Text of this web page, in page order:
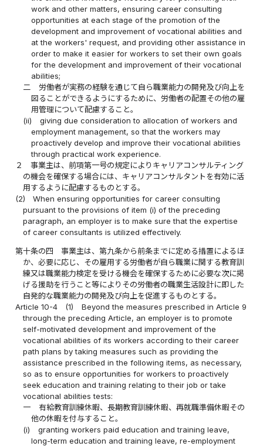
work and other matters, ensuring career consulting
opportunities at each stage of the promotion of the
development and improvement of vocational abilities and
at the workers' request, and providing other assistance in
order to make it easier for workers to set their own goals
for the development and improvement of their vocational
abilities;
二
労働者が実務の経験を通じて自ら職業能力の開発及び向上を
図ることができるようにするために、労働者の配置その他の雇
用管理について配慮すること。
(ii)
giving due consideration to allocation of workers and
employment management, so that the workers may
proactively develop and improve their vocational abilities
through practical work experience.
２
事業主は、前項第一号の規定によりキャリアコンサルティング
の機会を確保する場合には、キャリアコンサルタントを有効に活
用するように配慮するものとする。
(2)
When ensuring opportunities for career consulting
pursuant to the provisions of item (i) of the preceding
paragraph, an employer is to make sure that the expertise
of career consultants is utilized effectively.
第十条の四
事業主は、第九条から前条までに定める措置によるほ
か、必要に応じ、その雇用する労働者が自ら職業に関する教育訓
練又は職業能力検定を受ける機会を確保するために必要な次に掲
げる援助を行うこと等によりその労働者の職業生活設計に即した
自発的な職業能力の開発及び向上を促進するものとする。
Article 10-4
(1)
Beyond the measures prescribed in Article 9
through the preceding Article, an employer is to promote
self-motivated development and improvement of the
vocational abilities of its workers according to their career
path plans by taking measures such as providing the
assistance prescribed in the following items, as necessary,
so as to ensure opportunities for workers to proactively
seek education and training relating to their job or take
vocational abilities tests:
一
有給教育訓練休暇、長期教育訓練休暇、再就職準備休暇その
他の休暇を付与すること。
(i)
granting workers paid education and training leave,
long-term education and training leave, re-employment